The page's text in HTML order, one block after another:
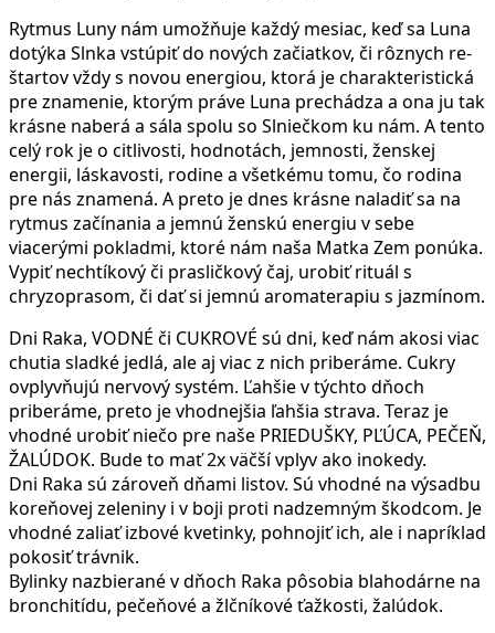
Rytmus Luny nám umožňuje každý mesiac, keď sa Luna
dotýka Slnka vstúpiť do nových začiatkov, či rôznych re-
štartov vždy s novou energiou, ktorá je charakteristická
pre znamenie, ktorým práve Luna prechádza a ona ju tak
krásne naberá a sála spolu so Slniečkom ku nám. A tento
celý rok je o citlivosti, hodnotách, jemnosti, ženskej
energii, láskavosti, rodine a všetkému tomu, čo rodina
pre nás znamená. A preto je dnes krásne naladiť sa na
rytmus začínania a jemnú ženskú energiu v sebe
viacerými pokladmi, ktoré nám naša Matka Zem ponúka.
Vypiť nechtíkový či prasličkový čaj, urobiť rituál s
chryzoprasom, či dať si jemnú aromaterapiu s jazmínom.
Dni Raka, VODNÉ či CUKROVÉ sú dni, keď nám akosi viac
chutia sladké jedlá, ale aj viac z nich priberáme. Cukry
ovplyvňujú nervový systém. Ľahšie v týchto dňoch
priberáme, preto je vhodnejšia ľahšia strava. Teraz je
vhodné urobiť niečo pre naše PRIEDUŠKY, PĽÚCA, PEČEŇ,
ŽALÚDOK. Bude to mať 2x väčší vplyv ako inokedy.
Dni Raka sú zároveň dňami listov. Sú vhodné na výsadbu
koreňovej zeleniny i v boji proti nadzemným škodcom. Je
vhodné zaliať izbové kvetinky, pohnojiť ich, ale i napríklad
pokosiť trávnik.
Bylinky nazbierané v dňoch Raka pôsobia blahodárne na
bronchitídu, pečeňové a žlčníkové ťažkosti, žalúdok.